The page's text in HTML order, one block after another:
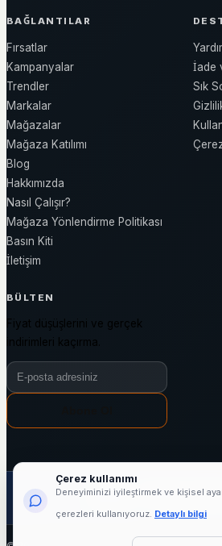
BAĞLANTILAR
Fırsatlar
Kampanyalar
Trendler
Markalar
Mağazalar
Mağaza Katılımı
Blog
Hakkımızda
Nasıl Çalışır?
Mağaza Yönlendirme Politikası
Basın Kiti
İletişim
İade
Sık
BÜLTEN
Fiyat düşüşlerini ve gerçek
indirimleri kaçırma.
Bülten e-posta adresiniz
1000+ 24876+
Çerez kullanımı
Deneyiminizi iyileştirmek ve kişisel
çerezleri kullanıyoruz. Detaylı bilgi